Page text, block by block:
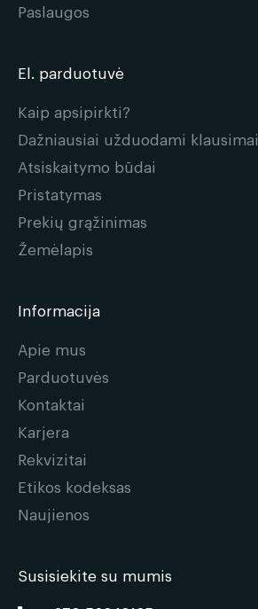
Paslaugos
El. parduotuvė
Kaip apsipirkti?
Dažniausiai užduodami klausimai
Atsiskaitymo būdai
Pristatymas
Prekių grąžinimas
Žemėlapis
Informacija
Apie mus
Parduotuvės
Kontaktai
Karjera
Rekvizitai
Etikos kodeksas
Naujienos
Susisiekite su mumis